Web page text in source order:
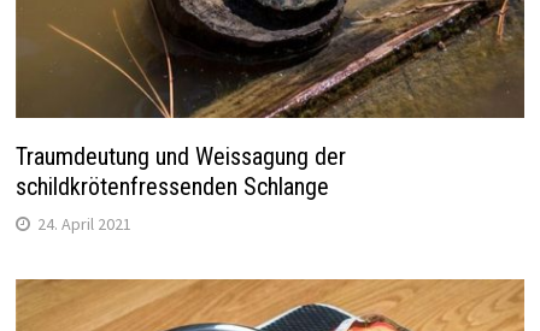
Traumdeutung und Weissagung der
schildkrötenfressenden Schlange
24. April 2021